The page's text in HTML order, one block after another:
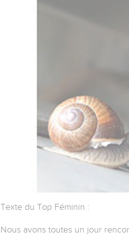
Texte du Top Féminin :
Nous avons toutes un jour